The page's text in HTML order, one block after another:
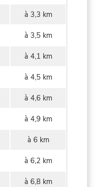
à 3,3 km
à 3,5 km
à 4,1 km
à 4,5 km
à 4,6 km
à 4,9 km
à 6 km
à 6,2 km
à 6,8 km